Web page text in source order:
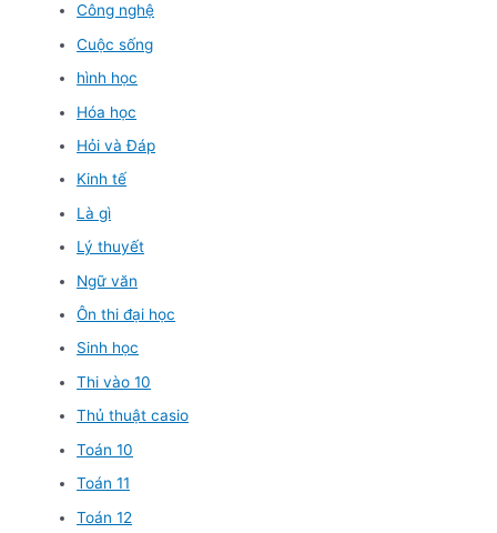
Công nghệ
Cuộc sống
hình học
Hóa học
Hỏi và Đáp
Kinh tế
Là gì
Lý thuyết
Ngữ văn
Ôn thi đại học
Sinh học
Thi vào 10
Thủ thuật casio
Toán 10
Toán 11
Toán 12